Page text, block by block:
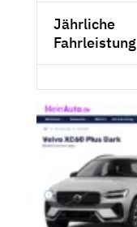
Jährliche
Fahrleistung